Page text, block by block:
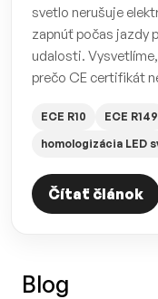
svetlo nerušuje
zapnúť počas jazdy
udalosti.
prečo CE certifikát
ECE R10 ECE R149
homologizácia LED
Čítať článok
Blog